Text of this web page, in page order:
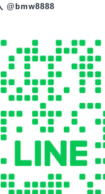
@bmw8888